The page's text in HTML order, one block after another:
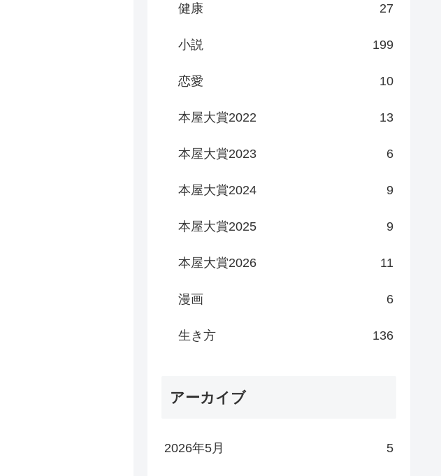
健康 27
小説 199
恋愛 10
本屋大賞2022 13
本屋大賞2023 6
本屋大賞2024 9
本屋大賞2025 9
本屋大賞2026 11
漫画 6
生き方 136
アーカイブ
2026年5月 5